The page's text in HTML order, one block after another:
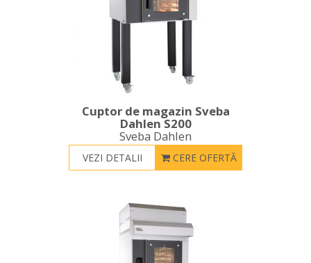
Cuptor de magazin Sveba
Dahlen S200
Sveba Dahlen
VEZI DETALII CERE OFERTĂ